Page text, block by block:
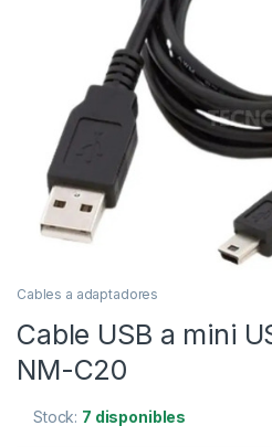
Cables a adaptadores
Cable USB a mini
NM-C20
Stock: 7 disponibles